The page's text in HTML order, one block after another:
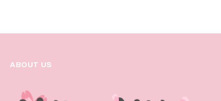
ABOUT US